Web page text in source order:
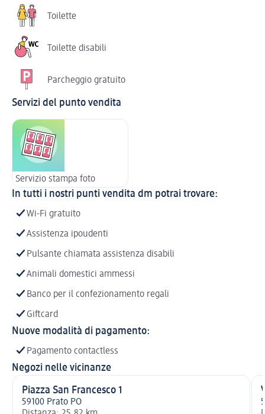
Toilette
Toilette disabili
Parcheggio gratuito
Servizi del punto vendita
Servizio stampa foto
In tutti i nostri punti vendita dm potrai trovare:
Wi-Fi gratuito
Assistenza ipoudenti
Pulsante chiamata assistenza disabili
Animali domestici ammessi
Banco per il confezionamento regali
Giftcard
Nuove modalità di pagamento:
Pagamento contactless
Negozi nelle vicinanze
Piazza San Francesco 1
59100 Prato PO